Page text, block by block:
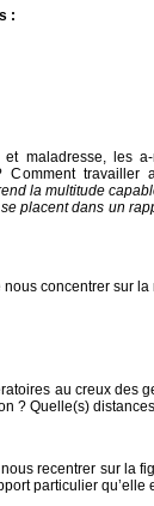
:
maladresse, les
travailler
la multitude
placent dans un
concentrer sur
au creux des
? Quelle(s)
recentrer sur la
particulier qu’elle